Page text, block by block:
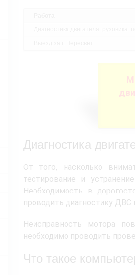
Диагностика
От того, насколько
тестирование и
Необходимость в
проводить диагностику ДВС
Неисправность мотора
необходимо проводить
Что такое